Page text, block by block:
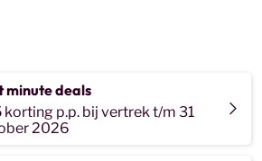
minute deals
korting p.p. bij vertrek t/m 31
2026